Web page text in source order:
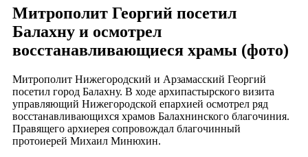
Митрополит Георгий посетил
Балахну и осмотрел
восстанавливающиеся храмы (фото)
Митрополит Нижегородский и Арзамасский Георгий
посетил город Балахну. В ходе архипастырского визита
управляющий Нижегородской епархией осмотрел ряд
восстанавливающихся храмов Балахнинского благочиния.
Правящего архиерея сопровождал благочинный
протоиерей Михаил Минюхин.